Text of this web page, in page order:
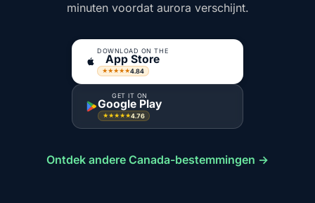
minuten voordat aurora verschijnt.
DOWNLOAD ON THE
App Store
★★★★★4.84
GET IT ON
Google Play
★★★★★4.76
Ontdek andere Canada-bestemmingen →